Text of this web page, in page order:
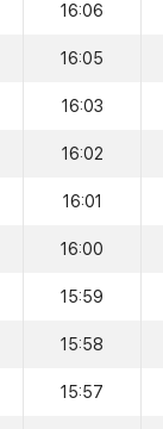
16:06
16:05
16:03
16:02
16:01
16:00
15:59
15:58
15:57